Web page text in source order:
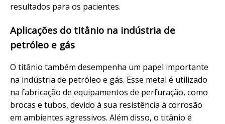
resultados para os pacientes.
Aplicações do titânio na indústria de
petróleo e gás
O titânio também desempenha um papel importante
na indústria de petróleo e gás. Esse metal é utilizado
na fabricação de equipamentos de perfuração, como
brocas e tubos, devido à sua resistência à corrosão
em ambientes agressivos. Além disso, o titânio é